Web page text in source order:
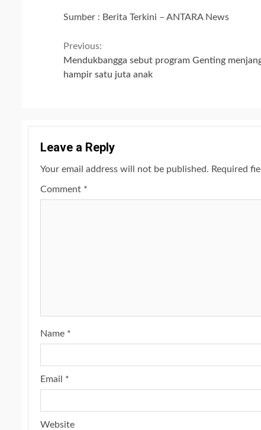
Sumber : Berita Terkini – ANTARA News
Continue
Reading
Previous:
Mendukbangga sebut program Genting
hampir satu juta anak
Leave a Reply
Your email address will not be published. Required
Comment *
Name *
Email *
Website